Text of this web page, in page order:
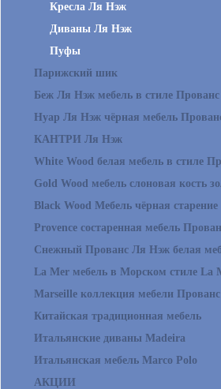
Кресла Ля Нэж
Диваны Ля Нэж
Пуфы
Парижский шик
Беж Ля Нэж мебель в стиле Прованс
Нуар Ля Нэж чёрная мебель
КАНТРИ Ля Нэж
White Wood белая мебель в стиле
Gold Wood мебель слоновая кость
Black Wood Мебель чёрная старение
Provence состаренная мебель
Снежный Прованс Ля Нэж белая
La Mer мебель в Морском стиле La
Marseille коллекция мебели Прованс
Китайская традиционная мебель
Итальянские диваны Madeira
Итальянская мебель Marco Polo
АКЦИИ